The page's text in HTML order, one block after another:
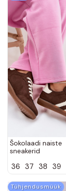
Šokolaadi naiste
sneakerid
Jesavella
36 37 38 39
Tühjendusmüük